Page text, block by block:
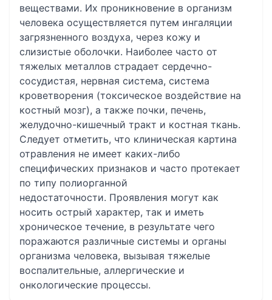
веществами. Их проникновение в организм
человека осуществляется путем ингаляции
загрязненного воздуха, через кожу и
слизистые оболочки. Наиболее часто от
тяжелых металлов страдает сердечно-
сосудистая, нервная система, система
кроветворения (токсическое воздействие на
костный мозг), а также почки, печень,
желудочно-кишечный тракт и костная ткань.
Следует отметить, что клиническая картина
отравления не имеет каких-либо
специфических признаков и часто протекает
по типу полиорганной
недостаточности. Проявления могут как
носить острый характер, так и иметь
хроническое течение, в результате чего
поражаются различные системы и органы
организма человека, вызывая тяжелые
воспалительные, аллергические и
онкологические процессы.